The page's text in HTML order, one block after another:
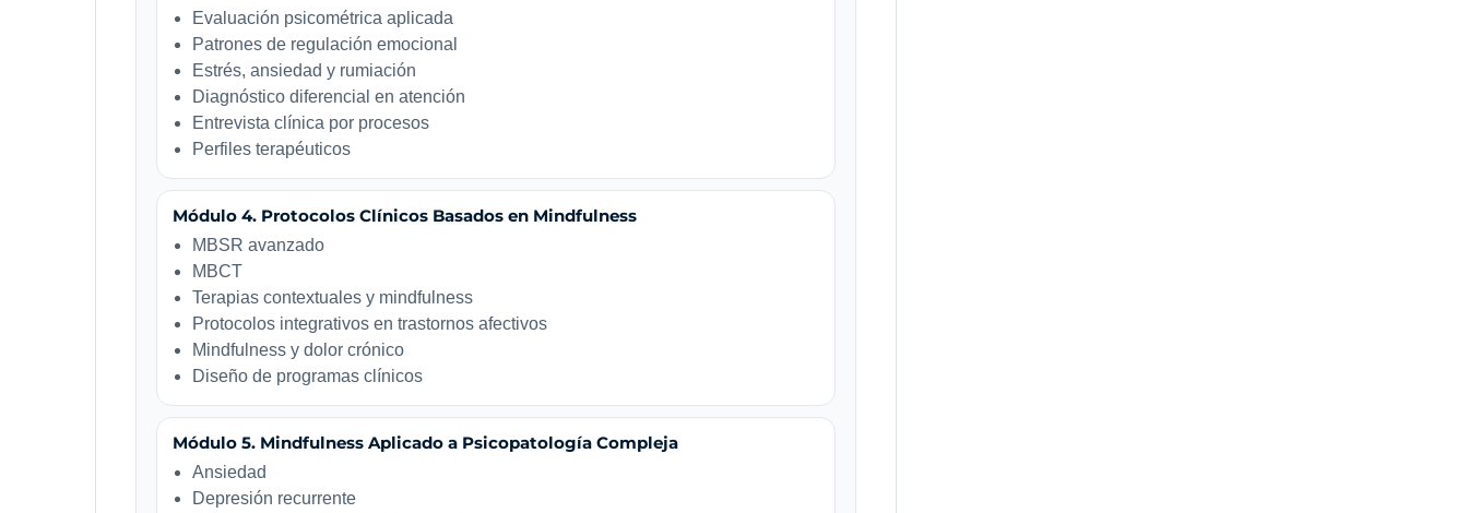
Evaluación psicométrica aplicada
Patrones de regulación emocional
Estrés, ansiedad y rumiación
Diagnóstico diferencial en atención
Entrevista clínica por procesos
Perfiles terapéuticos
Módulo 4. Protocolos Clínicos Basados en Mindfulness
MBSR avanzado
MBCT
Terapias contextuales y mindfulness
Protocolos integrativos en trastornos afectivos
Mindfulness y dolor crónico
Diseño de programas clínicos
Módulo 5. Mindfulness Aplicado a Psicopatología Compleja
Ansiedad
Depresión recurrente